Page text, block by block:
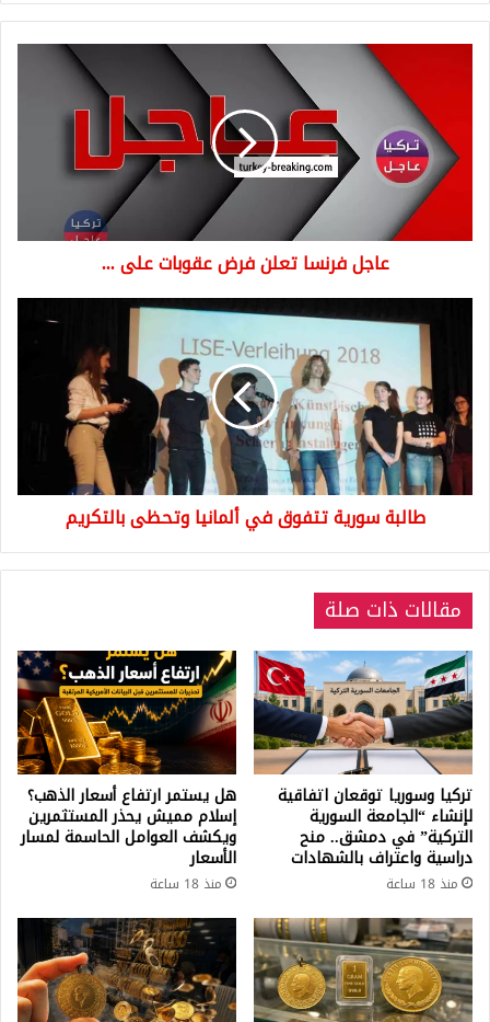
عقوبات
على
عاجل فرنسا تعلن فرض عقوبات على ...
ألمانيا
وتحظى
بالتكريم
طالبة سورية تتفوق في ألمانيا وتحظى بالتكريم
مقالات ذات صلة
تركيا وسوريا توقعان اتفاقية
لإنشاء “الجامعة السورية
التركية” في دمشق.. منح
دراسية واعتراف بالشهادات
منذ 18 ساعة
هل يستمر ارتفاع أسعار الذهب؟
إسلام مميش يحذر المستثمرين
ويكشف العوامل الحاسمة لمسار
الأسعار
منذ 18 ساعة